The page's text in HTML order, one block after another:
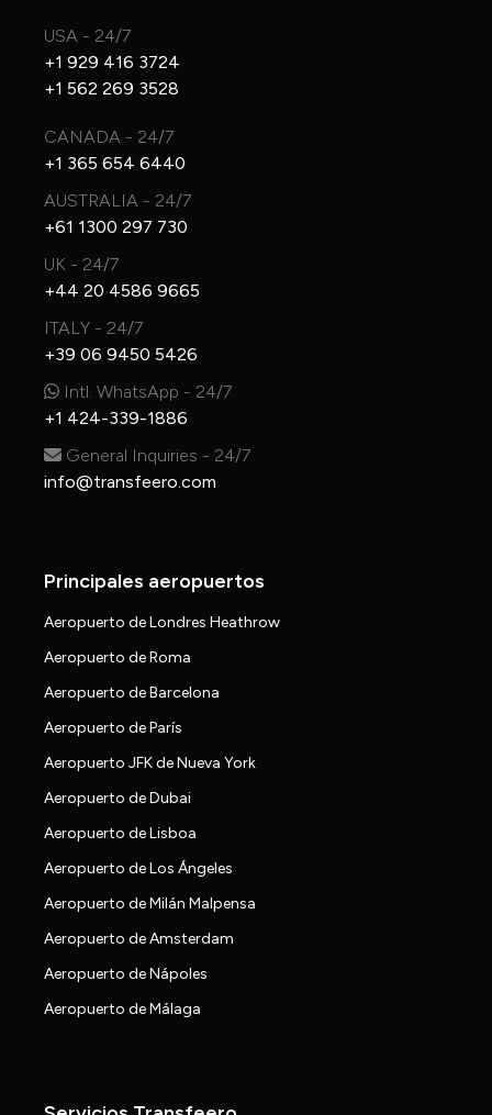
USA - 24/7
+1 929 416 3724
+1 562 269 3528
CANADA - 24/7
+1 365 654 6440
AUSTRALIA - 24/7
+61 1300 297 730
UK - 24/7
+44 20 4586 9665
ITALY - 24/7
+39 06 9450 5426
Intl. WhatsApp - 24/7
+1 424-339-1886
General Inquiries - 24/7
info@transfeero.com
Principales aeropuertos
Aeropuerto de Londres Heathrow
Aeropuerto de Roma
Aeropuerto de Barcelona
Aeropuerto de París
Aeropuerto JFK de Nueva York
Aeropuerto de Dubai
Aeropuerto de Lisboa
Aeropuerto de Los Ángeles
Aeropuerto de Milán Malpensa
Aeropuerto de Amsterdam
Aeropuerto de Nápoles
Aeropuerto de Málaga